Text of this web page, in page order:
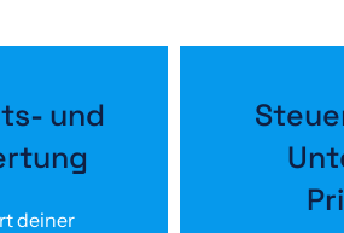
und
deiner